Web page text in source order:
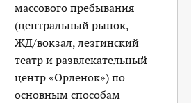
массового пребывания
(центральный рынок,
ЖД/вокзал, лезгинский
театр и развлекательный
центр «Орленок») по
основным способам